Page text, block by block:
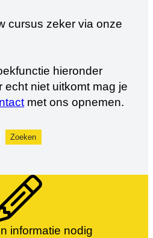
cursus zeker via onze
hieronder
echt niet uitkomt mag je
met ons opnemen.
Zoeken
informatie nodig